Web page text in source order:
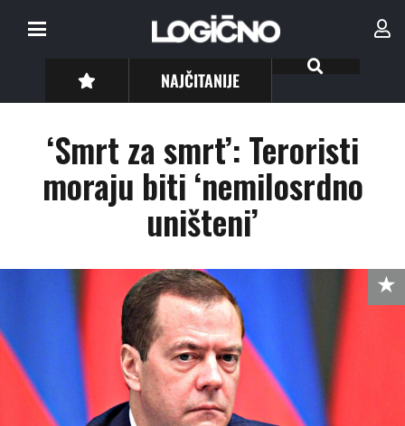
NAJČITANIJE
‘Smrt za smrt’: Teroristi
moraju biti ‘nemilosrdno
uništeni’